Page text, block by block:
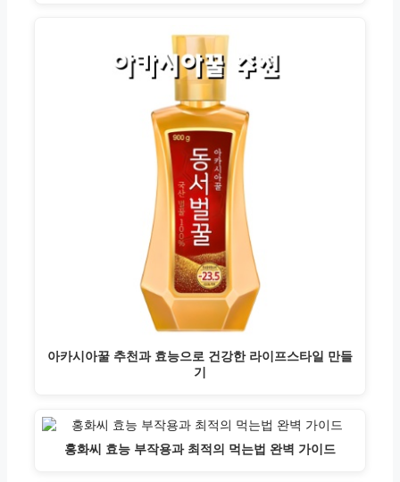
아카시아꿀 추천과 효능으로 건강한 라이프스타일 만들
기
홍화씨 효능 부작용과 최적의 먹는법 완벽 가이드